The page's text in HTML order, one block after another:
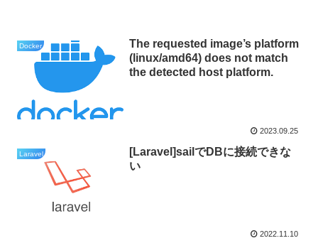
Docker
The requested image’s platform
(linux/amd64) does not match
the detected host platform.
2023.09.25
Laravel
[Laravel]sailでDBに接続できな
い
2022.11.10